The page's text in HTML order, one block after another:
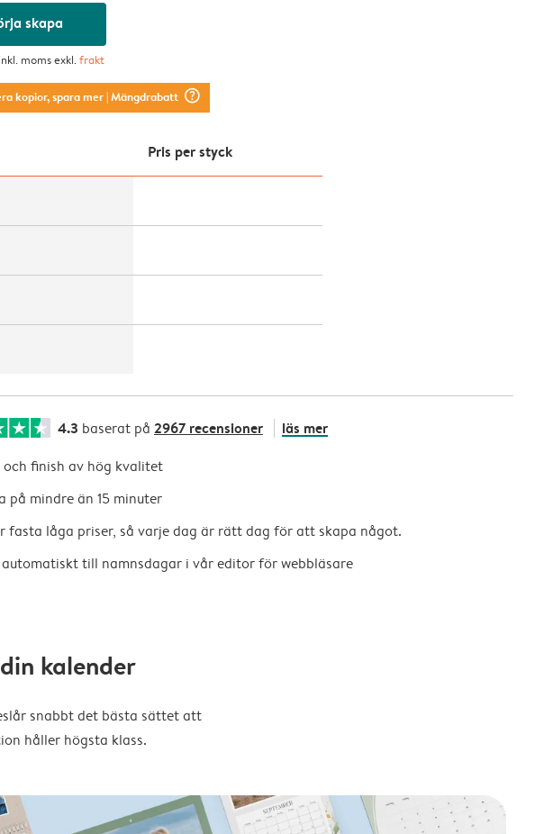
skapa
moms exkl.frakt
kopior, spara mer| Mängdrabatt question_mark_circle
Pris per styck
4.3 baserat på 2967 recensioner läs mer
och finish av hög kvalitet
på mindre än 15 minuter
fasta låga priser, så varje dag är rätt dag för att skapa något.
automatiskt till namnsdagar i vår editor för webbläsare
kalender
snabbt det bästa sättet att
håller högsta klass.